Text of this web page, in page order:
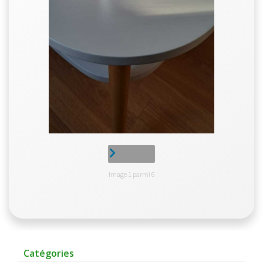
Image 1 parmi 6
Catégories